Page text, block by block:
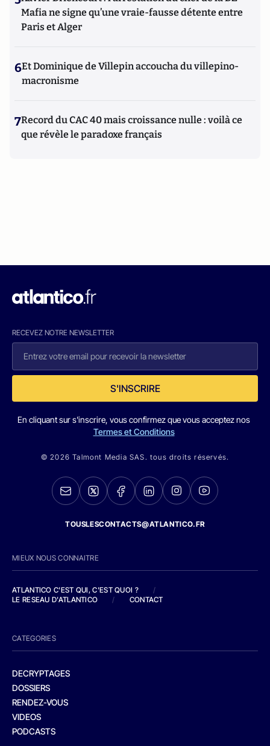
Mafia ne signe qu’une vraie-fausse détente entre
Paris et Alger
6Et Dominique de Villepin accoucha du villepino-
macronisme
7Record du CAC 40 mais croissance nulle : voilà ce
que révèle le paradoxe français
RECEVEZ NOTRE NEWSLETTER
S'INSCRIRE
En cliquant sur s'inscrire, vous confirmez que vous acceptez nos
Termes et Conditions
© 2026 Talmont Media SAS. tous droits réservés.
TOUSLESCONTACTS@ATLANTICO.FR
MIEUX NOUS CONNAITRE
ATLANTICO C'EST QUI, C'EST QUOI ?
/
LE RESEAU D'ATLANTICO
/ CONTACT
CATEGORIES
DECRYPTAGES
DOSSIERS
RENDEZ-VOUS
VIDEOS
PODCASTS